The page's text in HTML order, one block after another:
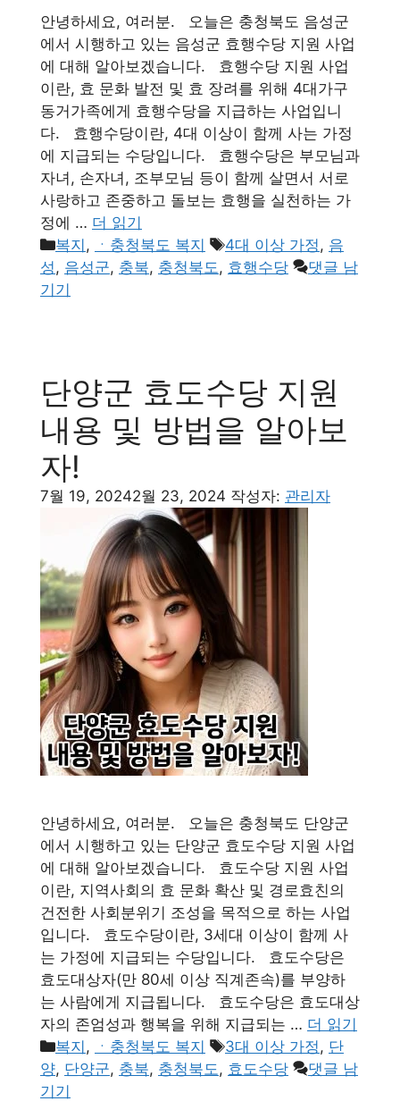
안녕하세요, 여러분. 오늘은 충청북도 음성군
에서 시행하고 있는 음성군 효행수당 지원 사업
에 대해 알아보겠습니다. 효행수당 지원 사업
이란, 효 문화 발전 및 효 장려를 위해 4대가구
동거가족에게 효행수당을 지급하는 사업입니
다. 효행수당이란, 4대 이상이 함께 사는 가정
에 지급되는 수당입니다. 효행수당은 부모님과
자녀, 손자녀, 조부모님 등이 함께 살면서 서로
사랑하고 존중하고 돌보는 효행을 실천하는 가
정에 … 더 읽기
카
테
고
복지 , ㆍ충청북도 복지
태
그
4대 이상 가정, 음
성, 음성군, 충북, 충청북도, 효행수당
댓글 남
기기
단양군 효도수당 지원
내용 및 방법을 알아보
자!
7월 19, 20242월 23, 2024 작성자: 관리자
안녕하세요, 여러분. 오늘은 충청북도 단양군
에서 시행하고 있는 단양군 효도수당 지원 사업
에 대해 알아보겠습니다. 효도수당 지원 사업
이란, 지역사회의 효 문화 확산 및 경로효친의
건전한 사회분위기 조성을 목적으로 하는 사업
입니다. 효도수당이란, 3세대 이상이 함께 사
는 가정에 지급되는 수당입니다. 효도수당은
효도대상자(만 80세 이상 직계존속)를 부양하
는 사람에게 지급됩니다. 효도수당은 효도대상
자의 존엄성과 행복을 위해 지급되는 … 더 읽기
카
테
고
복지 , ㆍ충청북도 복지
태
그
3대 이상 가정, 단
양, 단양군, 충북, 충청북도, 효도수당
댓글 남
기기